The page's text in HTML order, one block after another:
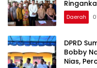
Daerah
DPRD
Bobby
Nias,